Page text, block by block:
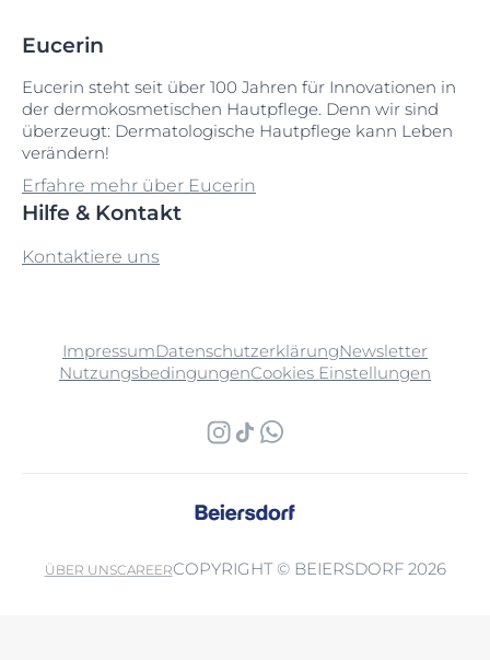
Eucerin
Eucerin steht seit über 100 Jahren für Innovationen in
der dermokosmetischen Hautpflege. Denn wir sind
überzeugt: Dermatologische Hautpflege kann Leben
verändern!
Erfahre mehr über Eucerin
Hilfe & Kontakt
Kontaktiere uns
ImpressumDatenschutzerklärungNewsletter
NutzungsbedingungenCookies Einstellungen
ÜBER UNSCAREERCOPYRIGHT © BEIERSDORF 2026